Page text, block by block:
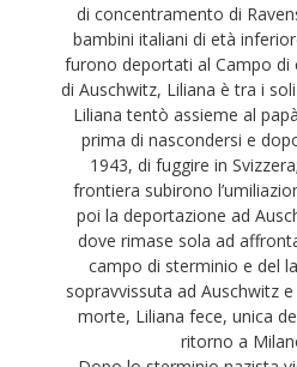
di concentramento di
bambini italiani di età
furono deportati al Campo di
di Auschwitz, Liliana è tra i
Liliana tentò assieme al
prima di nascondersi e
1943, di fuggire in
frontiera subirono
poi la deportazione ad
dove rimase sola ad
campo di sterminio e del
sopravvissuta ad Auschwitz
morte, Liliana fece, unica
ritorno a